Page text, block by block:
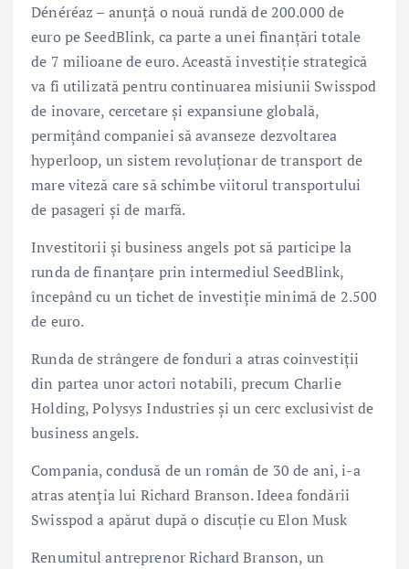
Dénéréaz – anunță o nouă rundă de 200.000 de
euro pe SeedBlink, ca parte a unei finanțări totale
de 7 milioane de euro. Această investiție strategică
va fi utilizată pentru continuarea misiunii Swisspod
de inovare, cercetare și expansiune globală,
permițând companiei să avanseze dezvoltarea
hyperloop, un sistem revoluționar de transport de
mare viteză care să schimbe viitorul transportului
de pasageri și de marfă.
Investitorii și business angels pot să participe la
runda de finanțare prin intermediul SeedBlink,
începând cu un tichet de investiție minimă de 2.500
de euro.
Runda de strângere de fonduri a atras coinvestiții
din partea unor actori notabili, precum Charlie
Holding, Polysys Industries și un cerc exclusivist de
business angels.
Compania, condusă de un român de 30 de ani, i-a
atras atenția lui Richard Branson. Ideea fondării
Swisspod a apărut după o discuție cu Elon Musk
Renumitul antreprenor Richard Branson, un